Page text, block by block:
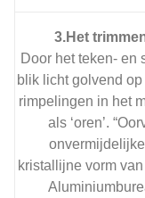
3.Het
Door het teken- en
blik licht golvend
rimpelingen in het
als ‘oren’.
kristallijne vorm